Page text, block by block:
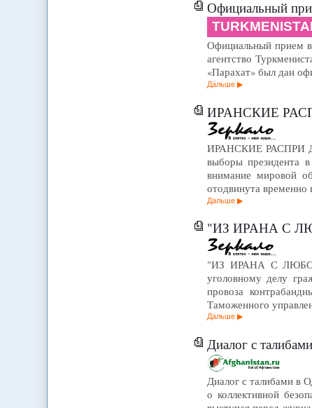
Официальный
Официальный прием в
агентство
«Парахат» был дан
Дальше
ИРАНСКИЕ
ИРАНСКИЕ РАСПРИ
выборы президента
внимание мировой
отодвинута
Дальше
"ИЗ ИРАНА С
"ИЗ ИРАНА С
уголовному делу
провоза
Таможенного
Дальше
Диалог с
Диалог с талибами в
о коллективной